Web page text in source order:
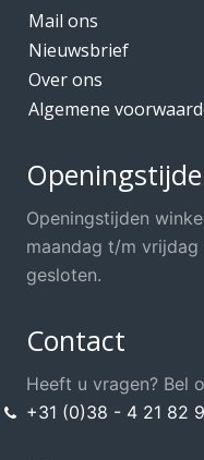
Mobiele Kapper
Mutsjes
Mutsjes /
Nieuw in ons
Ontharen
Opsteek
Permanent
Scheren
Shampoo's /
Sint / Kerstman
Mail ons
Nieuwsbrief
Over ons
Algemene
Openingstijden
maandag t/m vrijdag
gesloten.
Contact
Heeft u vragen? Bel
+31 (0)38 - 4 21 82